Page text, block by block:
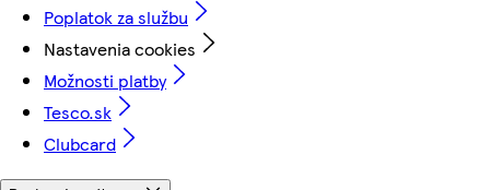
Poplatok za službu
Nastavenia cookies
Možnosti platby
Tesco.sk
Clubcard